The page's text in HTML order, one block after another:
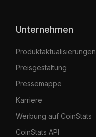
Unternehmen
Produktaktualisierungen
Preisgestaltung
Pressemappe
Karriere
Werbung auf CoinStats
CoinStats API